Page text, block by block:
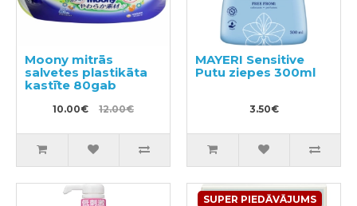
Moony mitrās
salvetes plastikāta
kastīte 80gab
10.00€ 12.00€
MAYERI Sensitive
Putu ziepes 300ml
3.50€
SUPER PIEDĀVĀJUMS